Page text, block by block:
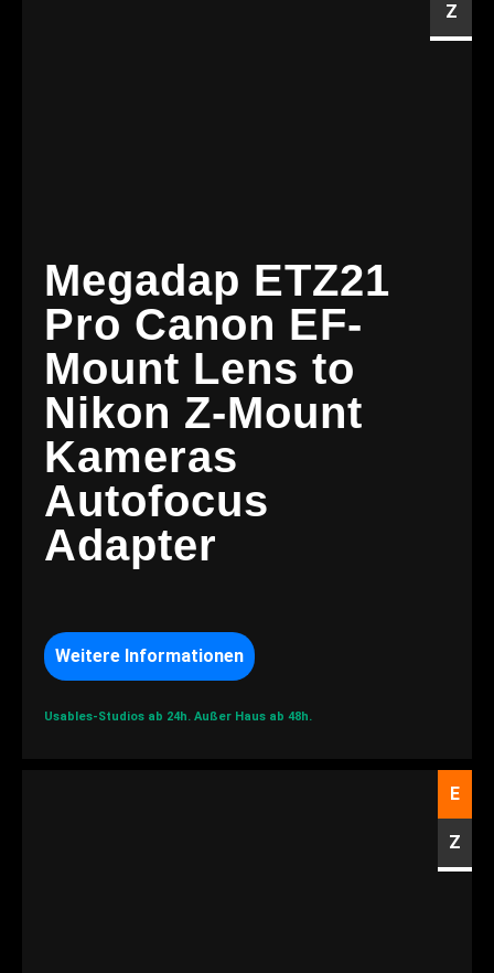
Z
Megadap ETZ21
Pro Canon EF-
Mount Lens to
Nikon Z-Mount
Kameras
Autofocus
Adapter
Weitere Informationen
Usables-Studios ab 24h. Außer Haus ab 48h.
E
Z